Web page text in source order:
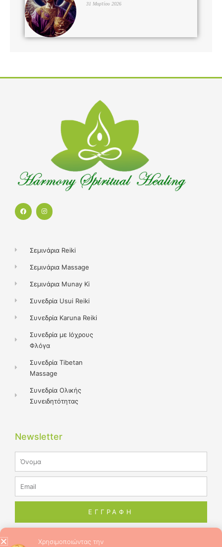
31 Μαρτίου 2026
F
a
I
n
m
Σεμινάρια Reiki
Σεμινάρια Massage
Σεμινάρια Munay Ki
Συνεδρία Usui Reiki
Συνεδρία Karuna Reiki
Συνεδρία με Ιόχρους
Φλόγα
Συνεδρία Tibetan
Massage
Συνεδρία Ολικής
Συνειδητότητας
Newsletter
ΕΓΓΡΑΦΗ
Χρησιμοποιώντας την